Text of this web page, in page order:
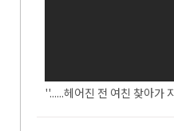
''......헤어진 전 여친 찾아가